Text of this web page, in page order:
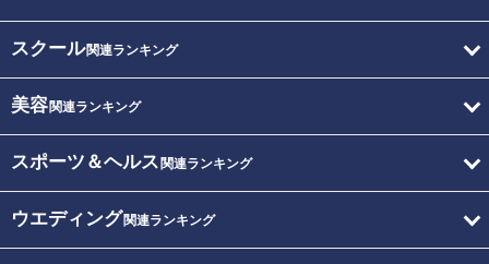
スクール関連ランキング
美容関連ランキング
スポーツ＆ヘルス 関連ランキング
ウエディング関連ランキング